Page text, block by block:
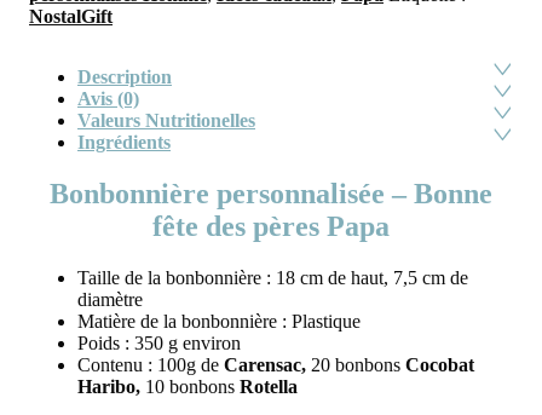
NostalGift
Description
Avis (0)
Valeurs Nutritionelles
Ingrédients
Bonbonnière personnalisée – Bonne
fête des pères Papa
Taille de la bonbonnière : 18 cm de haut, 7,5 cm de
diamètre
Matière de la bonbonnière : Plastique
Poids : 350 g environ
Contenu : 100g de Carensac, 20 bonbons Cocobat
Haribo, 10 bonbons Rotella